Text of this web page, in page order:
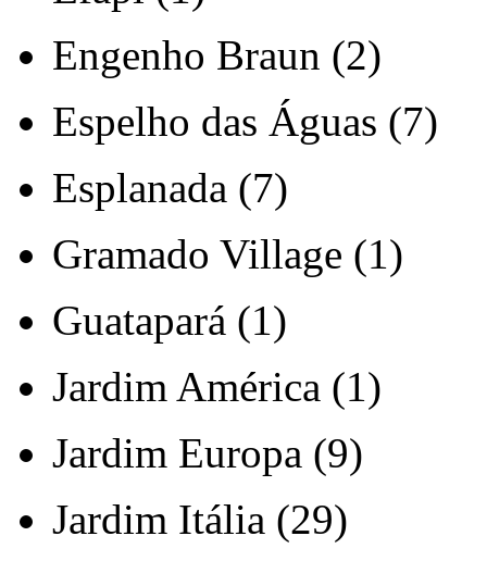
Engenho Braun (2)
Espelho das Águas (7)
Esplanada (7)
Gramado Village (1)
Guatapará (1)
Jardim América (1)
Jardim Europa (9)
Jardim Itália (29)